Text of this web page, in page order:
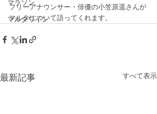
マラソン
マルタワイン
フリーアナウンサー・俳優の小笠原遥さんが
マルタについて語ってくれます。
最新記事 すべて表示